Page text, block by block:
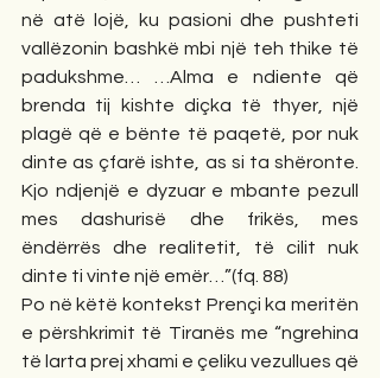
në atë lojë, ku pasioni dhe pushteti
vallëzonin bashkë mbi një teh thike të
padukshme… …Alma e ndiente që
brenda tij kishte diçka të thyer, një
plagë që e bënte të paqetë, por nuk
dinte as çfarë ishte, as si ta shëronte.
Kjo ndjenjë e dyzuar e mbante pezull
mes dashurisë dhe frikës, mes
ëndërrës dhe realitetit, të cilit nuk
dinte ti vinte një emër…”(fq. 88)
Po në këtë kontekst Prençi ka meritën
e përshkrimit të Tiranës me “ngrehina
të larta prej xhami e çeliku vezullues që